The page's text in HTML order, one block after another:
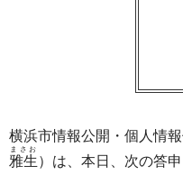
横浜市情報公開・個人情
雅生
まさお
）は、本日、次の答